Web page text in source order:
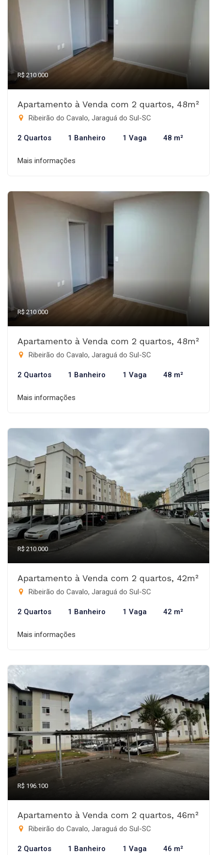
R$ 210.000
Apartamento à Venda com 2 quartos, 48m²
Ribeirão do Cavalo, Jaraguá do Sul-SC
2 Quartos 1 Banheiro 1 Vaga 48 m²
Mais informações
R$ 210.000
Apartamento à Venda com 2 quartos, 48m²
Ribeirão do Cavalo, Jaraguá do Sul-SC
2 Quartos 1 Banheiro 1 Vaga 48 m²
Mais informações
R$ 210.000
Apartamento à Venda com 2 quartos, 42m²
Ribeirão do Cavalo, Jaraguá do Sul-SC
2 Quartos 1 Banheiro 1 Vaga 42 m²
Mais informações
R$ 196.100
Apartamento à Venda com 2 quartos, 46m²
Ribeirão do Cavalo, Jaraguá do Sul-SC
2 Quartos 1 Banheiro 1 Vaga 46 m²